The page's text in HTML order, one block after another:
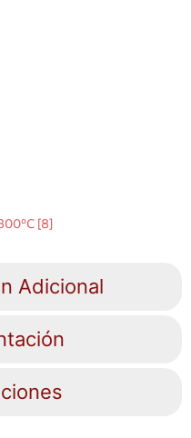
[8]
Adicional